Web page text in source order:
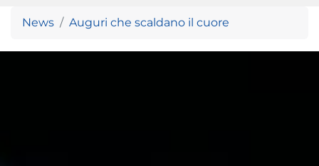
News Auguri che scaldano il cuore